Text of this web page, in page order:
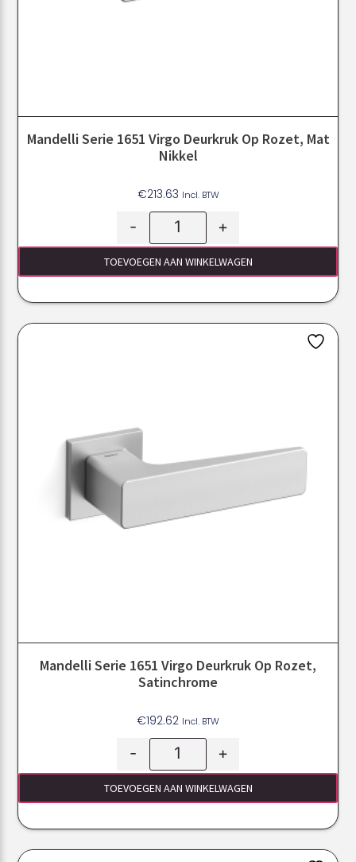
Mandelli Serie 1651 Virgo Deurkruk Op Rozet, Mat
Nikkel
€213.63 Incl. BTW
- +
TOEVOEGEN AAN WINKELWAGEN
Mandelli Serie 1651 Virgo Deurkruk Op Rozet,
Satinchrome
€192.62 Incl. BTW
- +
TOEVOEGEN AAN WINKELWAGEN